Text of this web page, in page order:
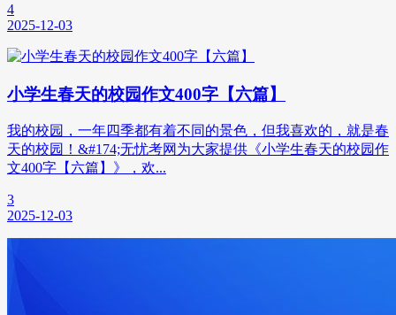
4
2025-12-03
小学生春天的校园作文400字【六篇】
我的校园，一年四季都有着不同的景色，但我喜欢的，就是春
天的校园！&#174;无忧考网为大家提供《小学生春天的校园作
文400字【六篇】》，欢...
3
2025-12-03